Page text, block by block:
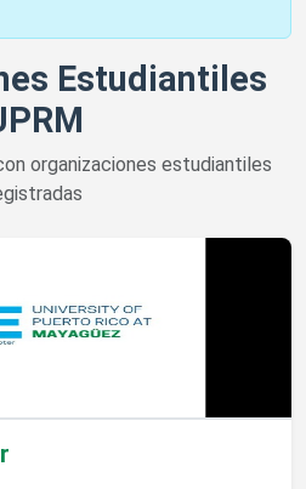
Estudiantiles
organizaciones estudiantiles